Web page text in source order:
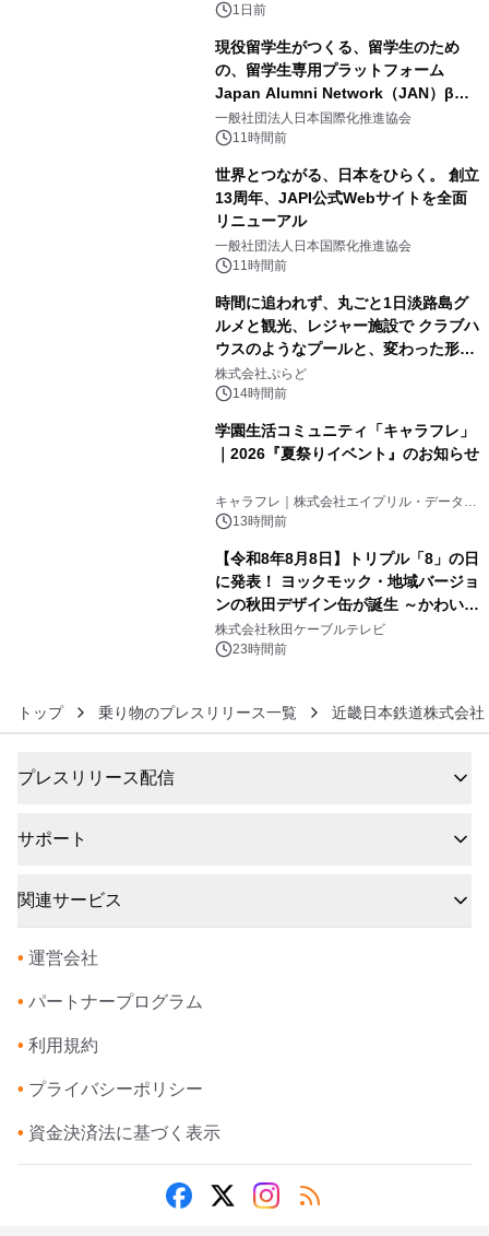
ボグッズも発売決定！
1日前
現役留学生がつくる、留学生のため
の、留学生専用プラットフォーム
Japan Alumni Network（JAN）β版
をリリース
一般社団法人日本国際化推進協会
11時間前
世界とつながる、日本をひらく。 創立
13周年、JAPI公式Webサイトを全面
リニューアル
一般社団法人日本国際化推進協会
11時間前
時間に追われず、丸ごと1日淡路島グ
ルメと観光、レジャー施設で クラブハ
ウスのようなプールと、変わった形の
サウナも 「THE BOXY AWAJI」のお
得な素泊まり連泊プランで
株式会社ぷらど
14時間前
学園生活コミュニティ「キャラフレ」
｜2026『夏祭りイベント』のお知らせ
キャラフレ｜株式会社エイプリル・データ・
デザインズ
13時間前
【令和8年8月8日】トリプル「8」の日
に発表！ ヨックモック・地域バージョ
ンの秋田デザイン缶が誕生 ～かわいい
秋田犬の子犬と秋田の四季と名所を巡
るパッケージ～ 9月1日(火)秋田県内で
株式会社秋田ケーブルテレビ
23時間前
トップ 乗り物のプレスリリース一覧 近畿日本鉄道株式会社
プレスリリース配信
サポート
関連サービス
• 運営会社
• パートナープログラム
• 利用規約
• プライバシーポリシー
• 資金決済法に基づく表示